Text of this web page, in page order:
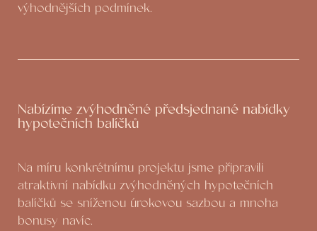
výhodnějších podmínek.
Nabízíme zvýhodněné předsjednané nabídky
hypotečních balíčků
Na míru konkrétnímu projektu jsme připravili
atraktivní nabídku zvýhodněných hypotečních
balíčků se sníženou úrokovou sazbou a mnoha
bonusy navíc.